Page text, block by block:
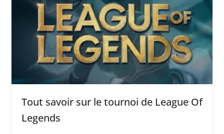
Tout savoir sur le tournoi de League Of
Legends